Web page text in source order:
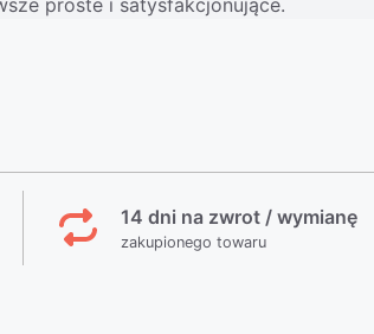
14 dni na zwrot / wymianę
zakupionego towaru